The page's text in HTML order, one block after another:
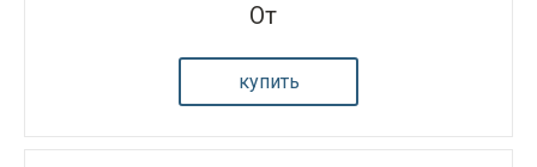
От
купить